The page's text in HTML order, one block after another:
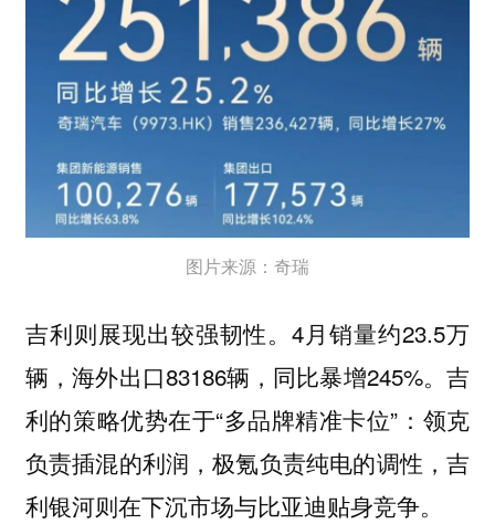
图片来源：奇瑞
吉利则展现出较强韧性。4月销量约23.5万
辆，海外出口83186辆，同比暴增245%。吉
利的策略优势在于“多品牌精准卡位”：领克
负责插混的利润，极氪负责纯电的调性，吉
利银河则在下沉市场与比亚迪贴身竞争。